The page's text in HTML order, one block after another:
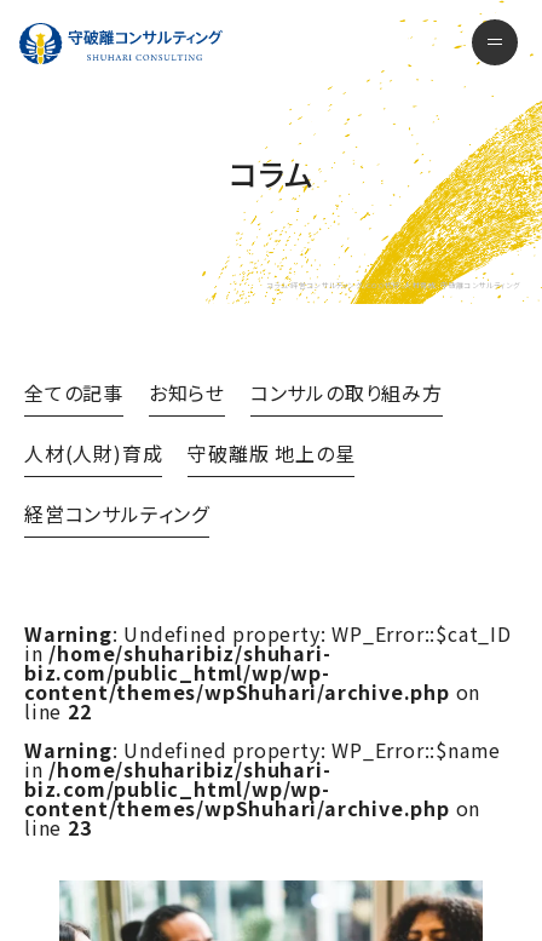
守破離コンサルティング株式会社
コラム-経営コンサルティング、COO代行、人材育成- 守破離コンサルティング
コラム
全ての記事 お知らせ コンサルの取り組み方
人材(人財)育成 守破離版 地上の星
経営コンサルティング
Warning: Undefined property: WP_Error::$cat_ID
in /home/shuharibiz/shuhari-
biz.com/public_html/wp/wp-
content/themes/wpShuhari/archive.php on
line 22
Warning: Undefined property: WP_Error::$name
in /home/shuharibiz/shuhari-
biz.com/public_html/wp/wp-
content/themes/wpShuhari/archive.php on
line 23